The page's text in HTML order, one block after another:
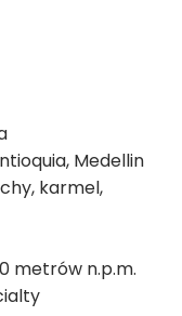
Medellin
karmel,
metrów n.p.m.